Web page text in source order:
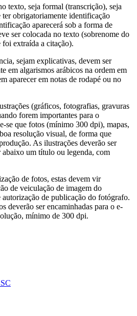
texto, seja formal (transcrição), seja
ter obrigatoriamente identificação
aparecerá sob a forma de
ser colocada no texto (sobrenome do
foi extraída a citação).
sejam explicativas, devem ser
em algarismos arábicos na ordem em
aparecer em notas de rodapé ou no
(gráficos, fotografias, gravuras
forem importantes para o
se que fotos (mínimo 300 dpi), mapas,
resolução visual, de forma que
As ilustrações deverão ser
abaixo um título ou legenda, com
de fotos, estas devem vir
de veiculação de imagem do
de publicação do fotógrafo.
deverão ser encaminhadas para o e-
mínimo de 300 dpi.